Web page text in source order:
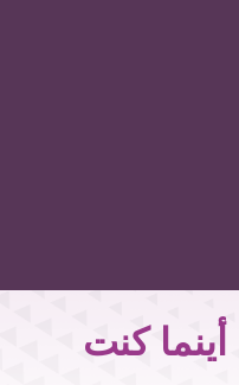
أينما كنت